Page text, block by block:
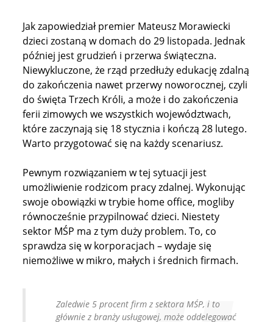
Jak zapowiedział premier Mateusz Morawiecki
dzieci zostaną w domach do 29 listopada. Jednak
później jest grudzień i przerwa świąteczna.
Niewykluczone, że rząd przedłuży edukację zdalną
do zakończenia nawet przerwy noworocznej, czyli
do święta Trzech Króli, a może i do zakończenia
ferii zimowych we wszystkich województwach,
które zaczynają się 18 stycznia i kończą 28 lutego.
Warto przygotować się na każdy scenariusz.
Pewnym rozwiązaniem w tej sytuacji jest
umożliwienie rodzicom pracy zdalnej. Wykonując
swoje obowiązki w trybie home office, mogliby
równocześnie przypilnować dzieci. Niestety
sektor MŚP ma z tym duży problem. To, co
sprawdza się w korporacjach – wydaje się
niemożliwe w mikro, małych i średnich firmach.
Zaledwie 5 procent firm z sektora MŚP, i to
głównie z branży usługowej, może oddelegować